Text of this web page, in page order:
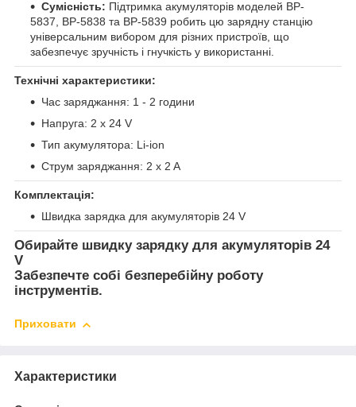
Сумісність: Підтримка акумуляторів моделей BP-
5837, BP-5838 та BP-5839 робить цю зарядну станцію
універсальним вибором для різних пристроїв, що
забезпечує зручність і гнучкість у використанні.
Технічні характеристики:
Час заряджання: 1 - 2 години
Напруга: 2 x 24 V
Тип акумулятора: Li-ion
Струм заряджання: 2 x 2 A
Комплектація:
Швидка зарядка для акумуляторів 24 V
Обирайте швидку зарядку для акумуляторів 24
V
Забезпечте собі безперебійну роботу
інструментів.
Приховати
Характеристики